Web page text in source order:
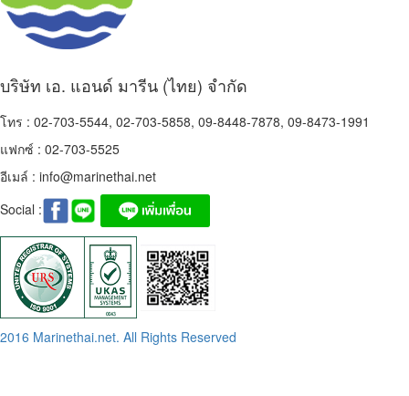
บริษัท เอ. แอนด์ มารีน (ไทย) จำกัด
โทร : 02-703-5544, 02-703-5858, 09-8448-7878, 09-8473-1991
แฟกซ์ : 02-703-5525
อีเมล์ : info@marinethai.net
Social :
2016 Marinethai.net. All Rights Reserved